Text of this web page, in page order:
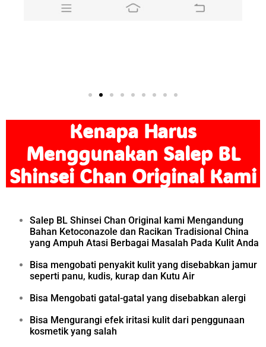
Kenapa Harus
Menggunakan Salep BL
Shinsei Chan Original Kami
Salep BL Shinsei Chan Original kami Mengandung
Bahan Ketoconazole dan Racikan Tradisional China
yang Ampuh Atasi Berbagai Masalah Pada Kulit Anda
Bisa mengobati penyakit kulit yang disebabkan jamur
seperti panu, kudis, kurap dan Kutu Air
Bisa Mengobati gatal-gatal yang disebabkan alergi
Bisa Mengurangi efek iritasi kulit dari penggunaan
kosmetik yang salah